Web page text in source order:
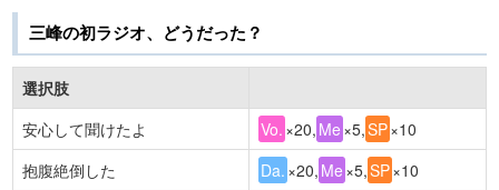
三峰の初ラジオ、どうだった？
選択肢
安心して聞けたよ
Vo. ×20, Me ×5,SP×10
抱腹絶倒した
Da. ×20, Me ×5,SP×10